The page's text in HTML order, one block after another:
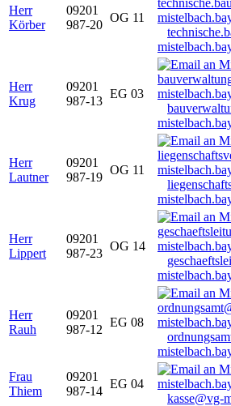
Herr
Körber
09201
987-20
OG 11
Herr
Krug
09201
987-13
EG 03
Herr
Lautner
09201
987-19
OG 11
Herr
Lippert
09201
987-23
OG 14
Herr
Rauh
09201
987-12
EG 08
Frau
Thiem
09201
987-14
EG 04
kasse@vg-